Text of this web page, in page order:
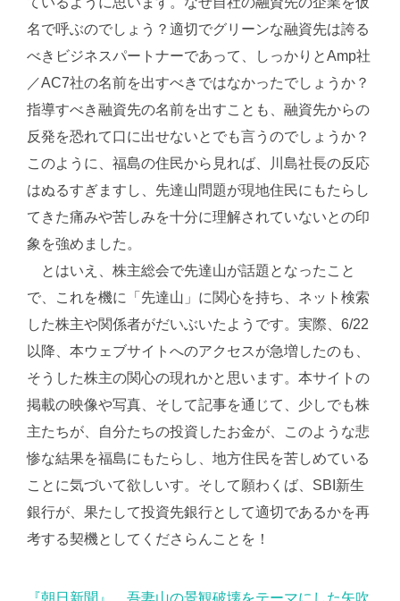
名で呼ぶのでしょう？適切でグリーンな融資先は誇る
べきビジネスパートナーであって、しっかりとAmp社
／AC7社の名前を出すべきではなかったでしょうか？
指導すべき融資先の名前を出すことも、融資先からの
反発を恐れて口に出せないとでも言うのでしょうか？
このように、福島の住民から見れば、川島社長の反応
はぬるすぎますし、先達山問題が現地住民にもたらし
てきた痛みや苦しみを十分に理解されていないとの印
象を強めました。
とはいえ、株主総会で先達山が話題となったこと
で、これを機に「先達山」に関心を持ち、ネット検索
した株主や関係者がだいぶいたようです。実際、6/22
以降、本ウェブサイトへのアクセスが急増したのも、
そうした株主の関心の現れかと思います。本サイトの
掲載の映像や写真、そして記事を通じて、少しでも株
主たちが、自分たちの投資したお金が、このような悲
惨な結果を福島にもたらし、地方住民を苦しめている
ことに気づいて欲しいす。そして願わくば、SBI新生
銀行が、果たして投資先銀行として適切であるかを再
考する契機としてくださらんことを！
『朝日新聞』、吾妻山の景観破壊をテーマにした矢吹